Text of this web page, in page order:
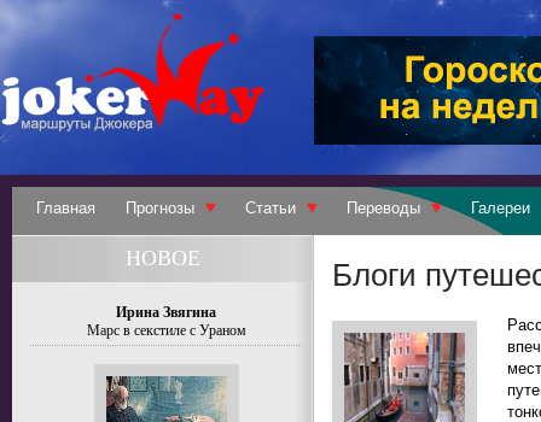
Главная Прогнозы Статьи Переводы Галереи
Блоги
НОВОЕ
Ирина Звягина
Марс в секстиле с Ураном